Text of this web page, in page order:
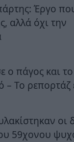
Έργο
αλλά όχι την
ο πάγος και
– Το ρεπορτάζ
οι
59χονου